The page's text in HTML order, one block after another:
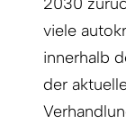
viele
innerhalb
der